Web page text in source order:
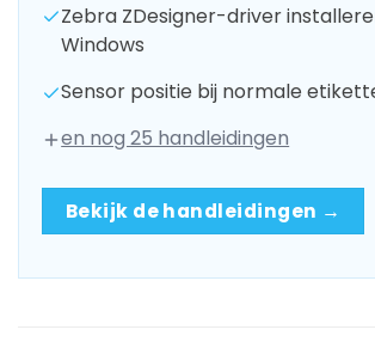
Zebra ZDesigner-driver
Windows
Sensor positie bij normale
en nog 25 handleidingen
Bekijk de handleidingen →